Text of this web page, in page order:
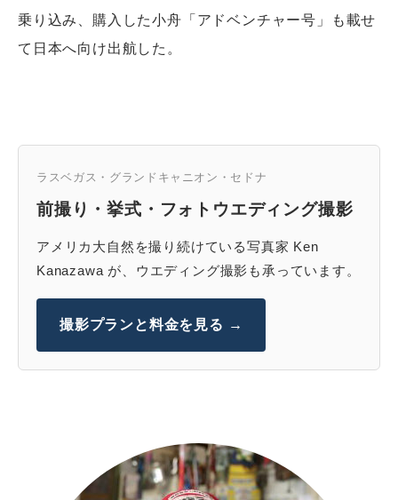
乗り込み、購入した小舟「アドベンチャー号」も載せ
て日本へ向け出航した。
ラスベガス・グランドキャニオン・セドナ
前撮り・挙式・フォトウエディング撮影
アメリカ大自然を撮り続けている写真家 Ken
Kanazawa が、ウエディング撮影も承っています。
撮影プランと料金を見る →